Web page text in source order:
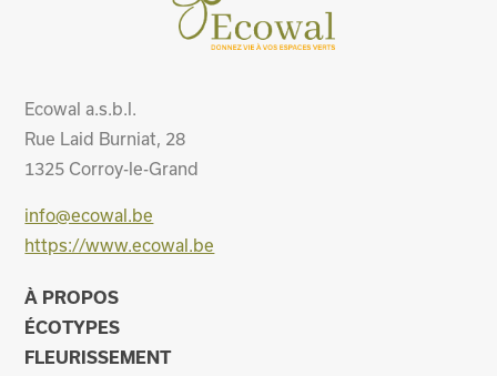
Ecowal a.s.b.l.
Rue Laid Burniat, 28
1325 Corroy-le-Grand
info@ecowal.be
https://www.ecowal.be
À PROPOS
ÉCOTYPES
FLEURISSEMENT